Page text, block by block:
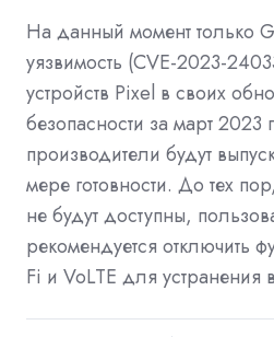
На данный момент только
уязвимость (CVE-2023-
устройств Pixel в своих
безопасности за март 2023
производители будут
мере готовности. До тех
не будут доступны,
рекомендуется отключить
Fi и VoLTE для устранения